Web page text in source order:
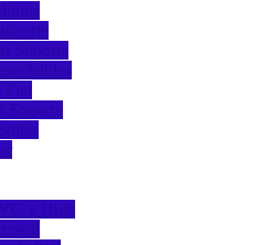
Soporte
Soporte
y Hule